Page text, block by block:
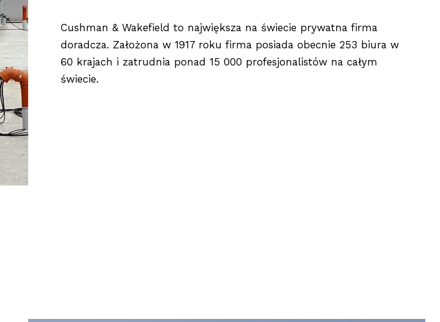
Cushman & Wakefield to największa na świecie prywatna firma
doradcza. Założona w 1917 roku firma posiada obecnie 253 biura w
60 krajach i zatrudnia ponad 15 000 profesjonalistów na całym
świecie.